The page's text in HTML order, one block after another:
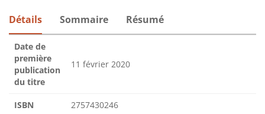
Détails Sommaire Résumé
Date de
première
publication
du titre
11 février 2020
ISBN 2757430246